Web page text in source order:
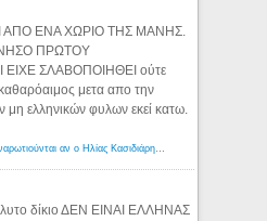
ΑΠΟ ΕΝΑ ΧΩΡΙΟ ΤΗΣ ΜΑΝΗΣ.
ΠΡΩΤΟΥ
ΣΛΑΒΟΠΟΙΗΘΕΙ ούτε
μετα απο την
μη ελληνικών φυλων εκεί κατω.
Αμερικανοί ρατσιστές αναρωτιούνται αν ο Ηλίας Κασιδιάρης ανήκει στη λευκή φυλή... - Λόγιος Ερμής
δίκιο ΔΕΝ ΕΙΝΑΙ ΕΛΛΗΝΑΣ